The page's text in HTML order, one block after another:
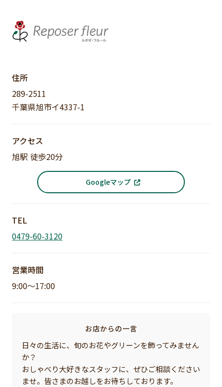
住所
289-2511
千葉県旭市イ4337-1
アクセス
旭駅 徒歩20分
Googleマップ
TEL
0479-60-3120
営業時間
9:00～17:00
お店からの一言
日々の生活に、旬のお花やグリーンを飾ってみません
か？
おしゃべり大好きなスタッフに、ぜひご相談ください
ませ。皆さまのお越しをお待ちしております。